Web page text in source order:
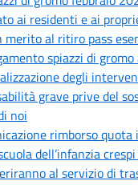
ai residenti e ai
merito al ritiro pass
spiazzi di
degli
grave prive del
noi
rimborso quota
dell’infanzia
al servizio di